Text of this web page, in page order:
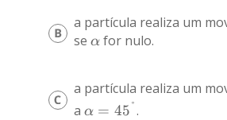
a partícula realiza um
se α for nulo.
a partícula realiza um
a α = 45°.